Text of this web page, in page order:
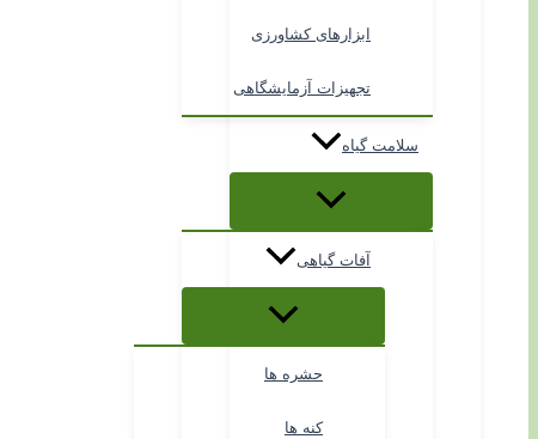
ابزارهای کشاورزی
تجهیزات آزمایشگاهی
سلامت گیاه
آفات گیاهی
حشره ها
کنه ها